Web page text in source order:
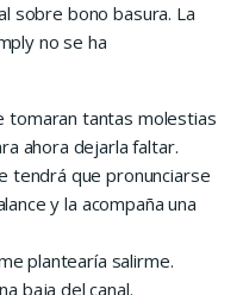
sobre bono basura. La
no se ha
tomaran tantas molestias
ahora dejarla faltar.
tendrá que pronunciarse
y la acompaña una
plantearía salirme.
baja del canal.